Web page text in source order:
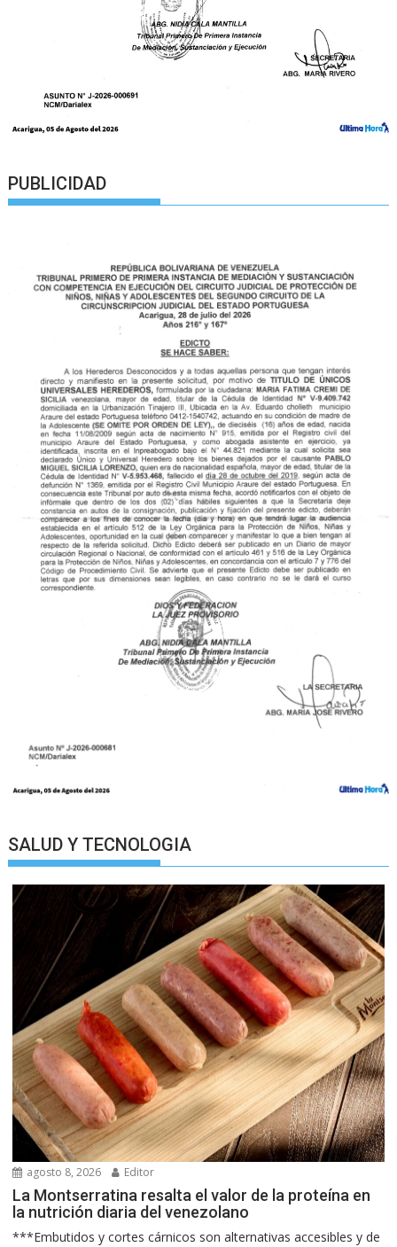
PUBLICIDAD
SALUD Y TECNOLOGIA
agosto 8, 2026 Editor
La Montserratina resalta el valor de la proteína en
la nutrición diaria del venezolano
***Embutidos y cortes cárnicos son alternativas accesibles y de